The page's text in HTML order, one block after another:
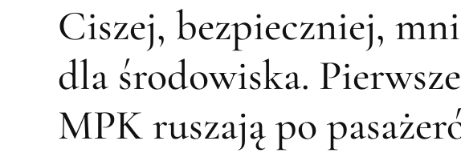
Ciszej, bezpieczniej,
dla środowiska.
MPK ruszają po